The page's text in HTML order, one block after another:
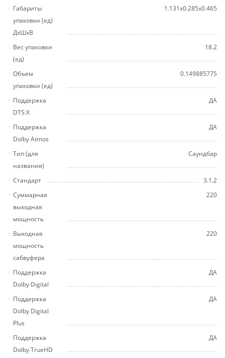
Габариты
упаковки (ед)
ДхШхВ
1.131x0.285x0.465
Вес упаковки
(ед)
18.2
Объем
упаковки (ед)
0.149885775
Поддержка
DTS:X
ДА
Поддержка
Dolby Atmos
ДА
Тип (для
названия)
Саундбар
Стандарт
3.1.2
Суммарная
выходная
мощность
220
Выходная
мощность
сабвуфера
220
Поддержка
Dolby Digital
ДА
Поддержка
Dolby Digital
Plus
ДА
Поддержка
Dolby TrueHD
ДА